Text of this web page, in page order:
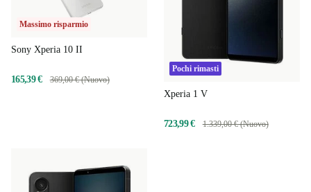
Massimo risparmio
Sony Xperia 10 II
165,39 € 369,00 € (Nuovo)
Pochi rimasti
Xperia 1 V
723,99 € 1.339,00 € (Nuovo)